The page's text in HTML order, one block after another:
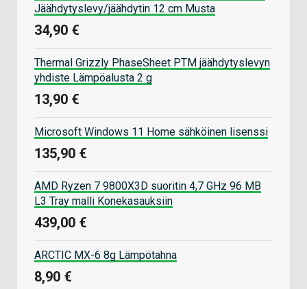
Jäähdytyslevy/jäähdytin 12 cm Musta
34,90 €
Thermal Grizzly PhaseSheet PTM jäähdytyslevyn
yhdiste Lämpöalusta 2 g
13,90 €
Microsoft Windows 11 Home sähköinen lisenssi
135,90 €
AMD Ryzen 7 9800X3D suoritin 4,7 GHz 96 MB
L3 Tray malli Konekasauksiin
439,00 €
ARCTIC MX-6 8g Lämpötahna
8,90 €